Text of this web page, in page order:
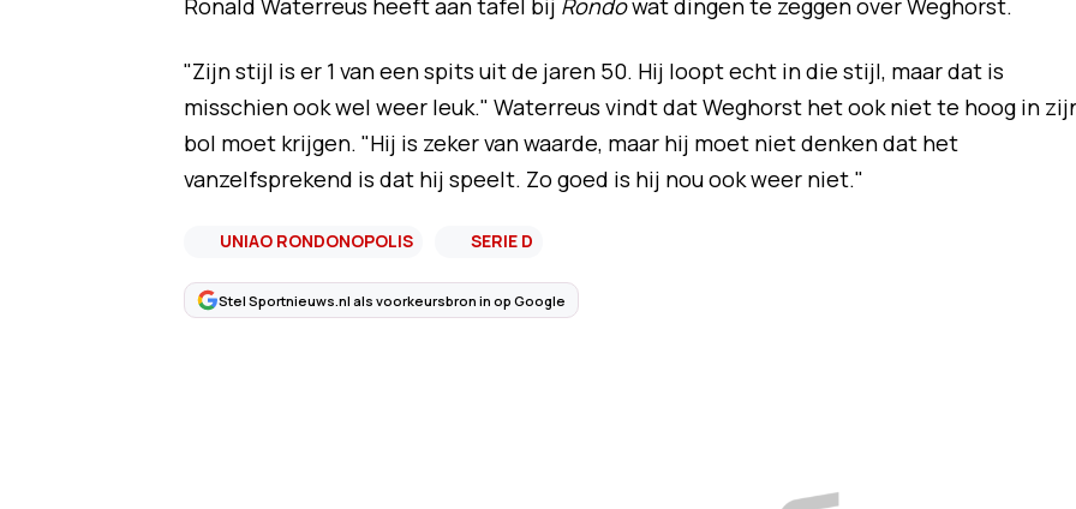
Ronald Waterreus heeft aan tafel bij Rondowat dingen te zeggen over Weghorst.
"Zijn stijl is er 1 van een spits uit de jaren 50. Hij loopt echt in die stijl, maar dat is
misschien ook wel weer leuk." Waterreus vindt dat Weghorst het ook niet te hoog in
bol moet krijgen. "Hij is zeker van waarde, maar hij moet niet denken dat het
vanzelfsprekend is dat hij speelt. Zo goed is hij nou ook weer niet."
UNIAO RONDONOPOLIS SERIE D
Stel Sportnieuws.nl als voorkeursbron in op Google